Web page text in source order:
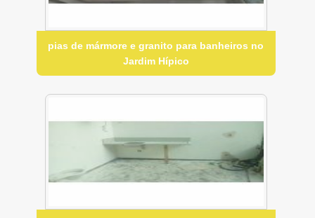
pias de mármore e granito para banheiros no
Jardim Hípico